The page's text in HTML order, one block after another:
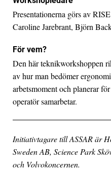
Presentationerna görs av
Caroline Jarebrant, Björn
För vem?
Den här teknikworkshoppen
av hur man bedömer
arbetsmoment och planerar
operatör samarbetar.
Initiativtagare till ASSAR är
Sweden AB, Science Park
och Volvokoncernen.